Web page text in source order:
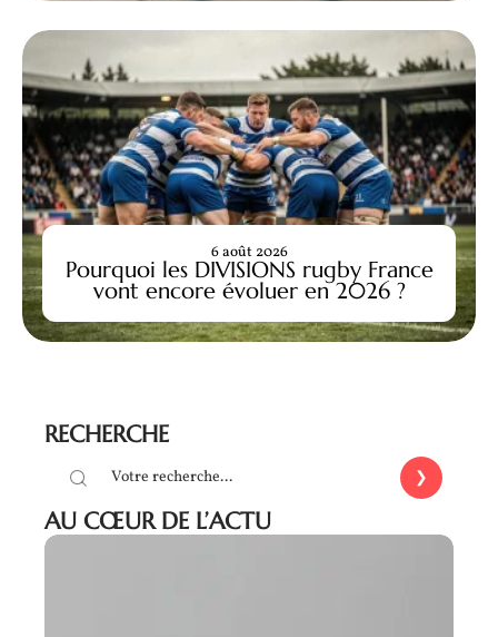
Pourquoi les DIVISIONS rugby France
vont encore évoluer en 2026 ?
6 août 2026
RECHERCHE
AU CŒUR DE L’ACTU